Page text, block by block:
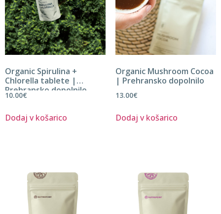
Organic Spirulina +
Chlorella tablete |
Prehransko dopolnilo
10.00€
Dodaj v košarico
Organic Mushroom Cocoa
| Prehransko dopolnilo
13.00€
Dodaj v košarico